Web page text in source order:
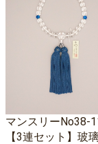
マンスリーNo38-
【3連セット】玻